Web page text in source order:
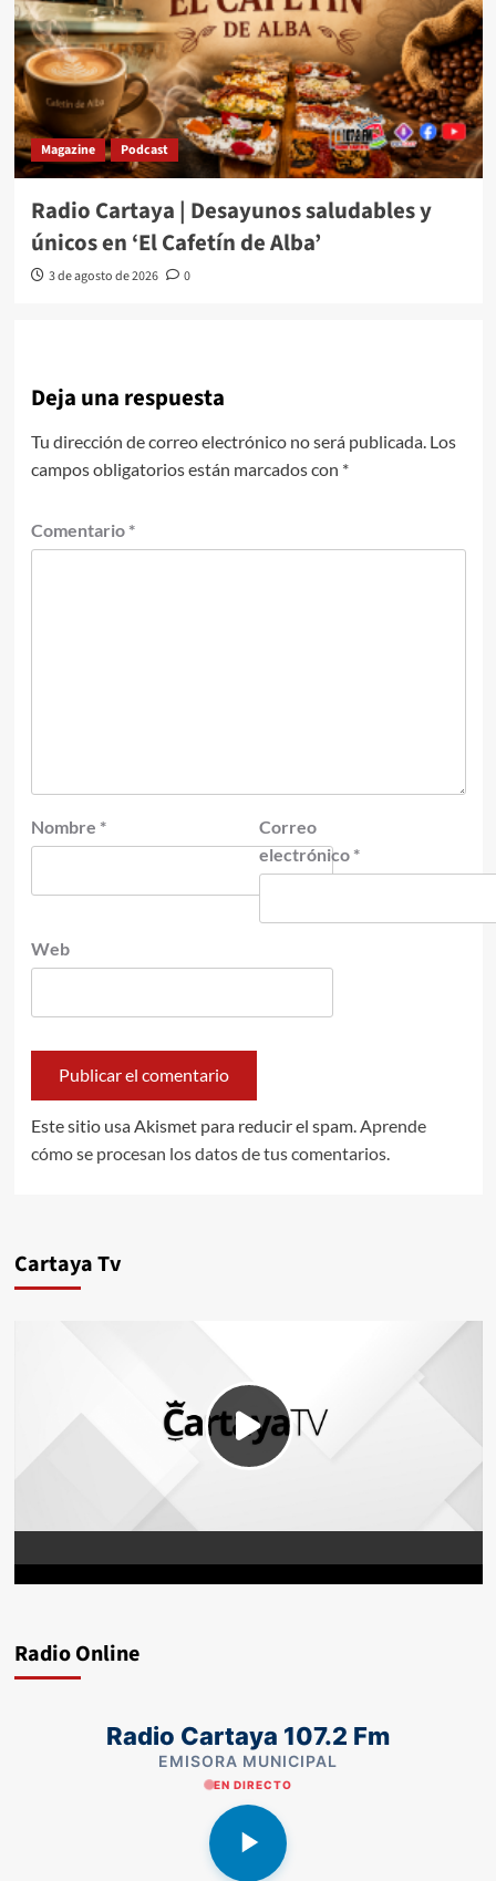
Magazine Podcast
Radio Cartaya | Desayunos saludables y
únicos en ‘El Cafetín de Alba’
3 de agosto de 2026 0
Deja una respuesta
Tu dirección de correo electrónico no será publicada. Los
campos obligatorios están marcados con *
Comentario *
Nombre *
Correo
electrónico *
Web
Este sitio usa Akismet para reducir el spam. Aprende
cómo se procesan los datos de tus comentarios.
Cartaya Tv
Radio Online
Radio Cartaya 107.2 Fm
EMISORA MUNICIPAL
EN DIRECTO